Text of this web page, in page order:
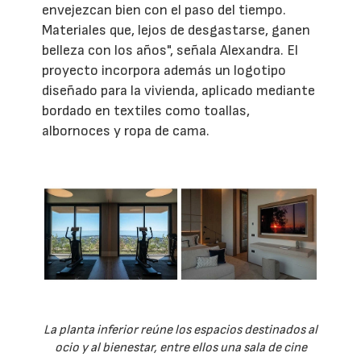
envejezcan bien con el paso del tiempo.
Materiales que, lejos de desgastarse, ganen
belleza con los años", señala Alexandra. El
proyecto incorpora además un logotipo
diseñado para la vivienda, aplicado mediante
bordado en textiles como toallas,
albornoces y ropa de cama.
La planta inferior reúne los espacios destinados al
ocio y al bienestar, entre ellos una sala de cine